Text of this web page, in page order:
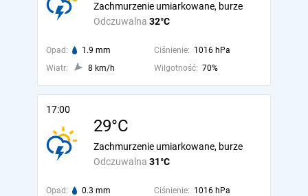
Odczuwalna 32°C
Zachmurzenie umiarkowane, burze
Opad: 1.9 mm Ciśnienie: 1016 hPa
Wiatr:
8 km/h Wilgotność: 70%
17:00
29°C
Odczuwalna 31°C
Zachmurzenie umiarkowane, burze
Opad: 0.3 mm Ciśnienie: 1016 hPa